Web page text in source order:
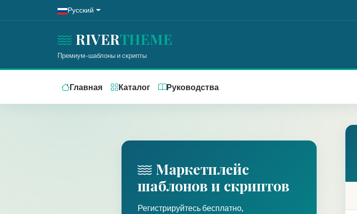
Русский
RIVERTHEME
Премиум-шаблоны и скрипты
Главная Каталог Руководства
Маркетплейс
шаблонов и скриптов
Регистрируйтесь бесплатно,